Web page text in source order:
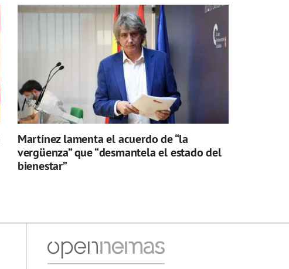
Martínez lamenta el acuerdo de “la
vergüenza” que “desmantela el estado del
bienestar”